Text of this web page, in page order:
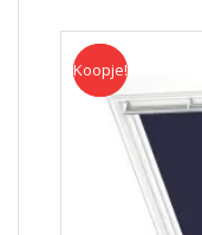
Koopje
Koopje!